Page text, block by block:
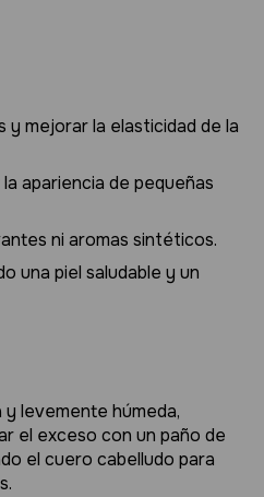
y mejorar la elasticidad de la
apariencia de pequeñas
ni aromas sintéticos.
una piel saludable y un
levemente húmeda,
el exceso con un paño de
el cuero cabelludo para